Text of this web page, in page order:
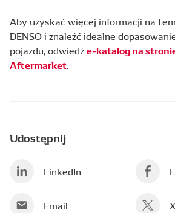
Aby uzyskać więcej informacji na
DENSO i znaleźć idealne
pojazdu, odwiedźe-katalog na
Aftermarket.
Udostępnij
LinkedIn
Email X